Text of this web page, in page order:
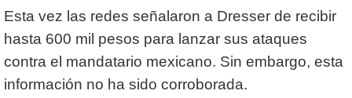
Esta vez las redes señalaron a Dresser de recibir
hasta 600 mil pesos para lanzar sus ataques
contra el mandatario mexicano. Sin embargo, esta
información no ha sido corroborada.